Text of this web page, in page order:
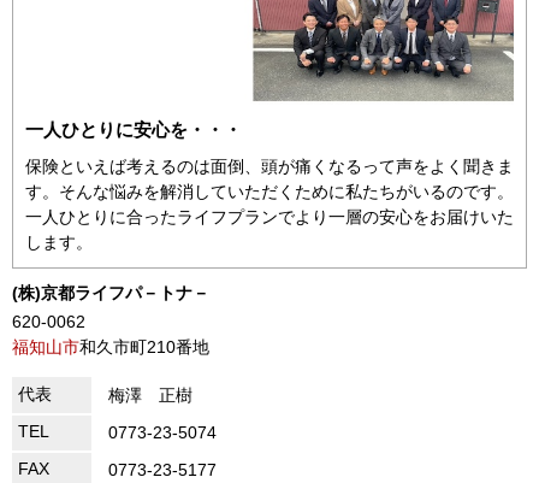
一人ひとりに安心を・・・
保険といえば考えるのは面倒、頭が痛くなるって声をよく聞きま
す。そんな悩みを解消していただくために私たちがいるのです。
一人ひとりに合ったライフプランでより一層の安心をお届けいた
します。
(株)京都ライフパ－トナ－
620-0062
福知山市和久市町210番地
代表
梅澤 正樹
TEL
0773-23-5074
FAX
0773-23-5177